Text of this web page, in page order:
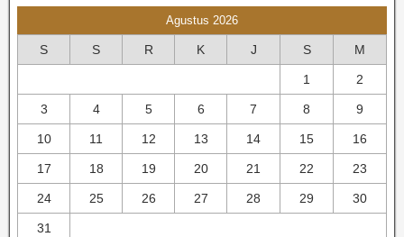
Agustus 2026
S S R K J S M
1 2
3 4 5 6 7 8 9
10 11 12 13 14 15 16
17 18 19 20 21 22 23
24 25 26 27 28 29 30
31